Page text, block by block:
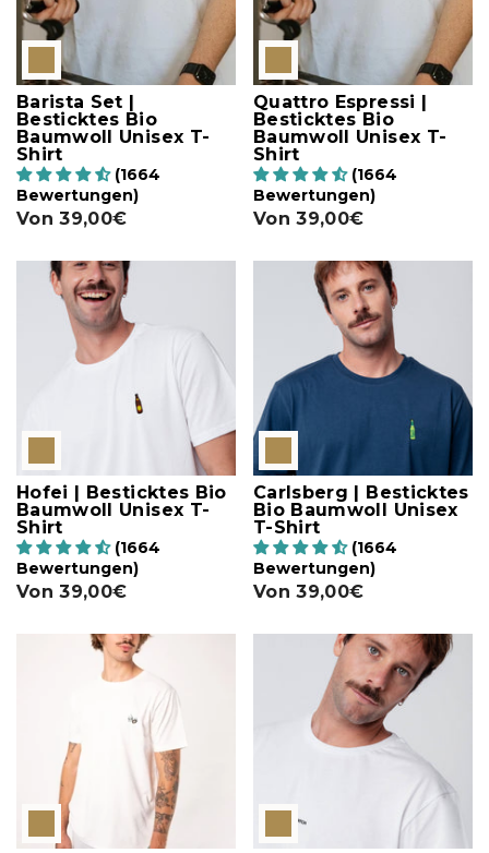
Barista Set |
Besticktes Bio
Baumwoll Unisex T-
Shirt
(1664
Bewertungen)
Von 39,00€
Quattro Espressi |
Besticktes Bio
Baumwoll Unisex T-
Shirt
(1664
Bewertungen)
Von 39,00€
Hofei | Besticktes Bio
Baumwoll Unisex T-
Shirt
(1664
Bewertungen)
Von 39,00€
Carlsberg | Besticktes
Bio Baumwoll Unisex
T-Shirt
(1664
Bewertungen)
Von 39,00€